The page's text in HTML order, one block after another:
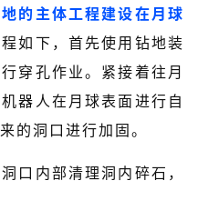
的主体工程建设在月球
如下，首先使用钻地装
穿孔作业。紧接着往月
器人在月球表面进行自
的洞口进行加固。
口内部清理洞内碎石，